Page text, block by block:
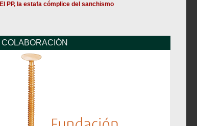
El PP, la estafa cómplice del sanchismo
COLABORACIÓN